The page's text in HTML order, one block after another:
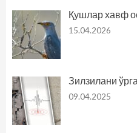
Қушлар хавф
15.04.2026
Зилзилани
09.04.2025